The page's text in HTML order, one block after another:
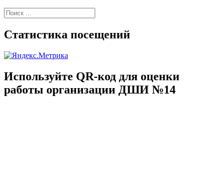
Найти:
Статистика посещений
Используйте QR-код для оценки
работы организации ДШИ №14